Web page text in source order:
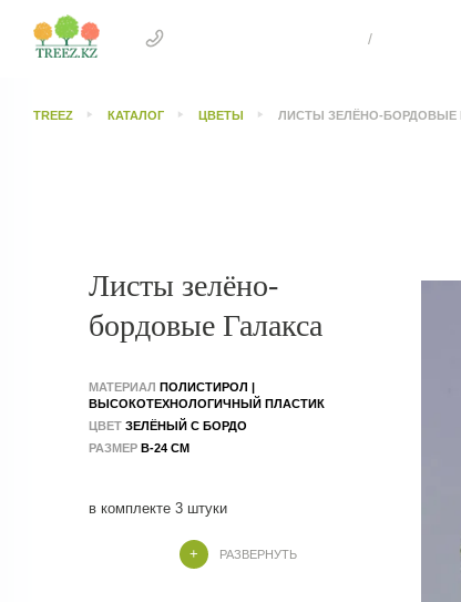
/
TREEZ КАТАЛОГ ЦВЕТЫ ЛИСТЫ ЗЕЛЁНО-БОРДОВЫЕ
Листы зелёно-
бордовые Галакса
МАТЕРИАЛ ПОЛИСТИРОЛ |
ВЫСОКОТЕХНОЛОГИЧНЫЙ ПЛАСТИК
ЦВЕТ ЗЕЛЁНЫЙ С БОРДО
РАЗМЕР В-24 СМ
в комплекте 3 штуки
РАЗВЕРНУТЬ